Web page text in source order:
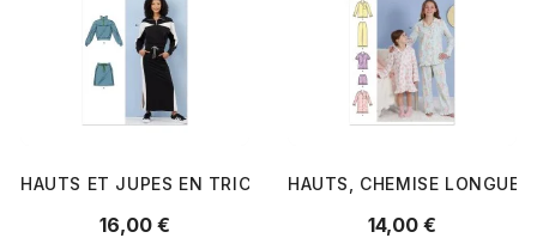
HAUTS ET JUPES EN TRICOT POUR JEUNES FEMMES
16,00 €
HAUTS, CHEMISE LONGUE
14,00 €